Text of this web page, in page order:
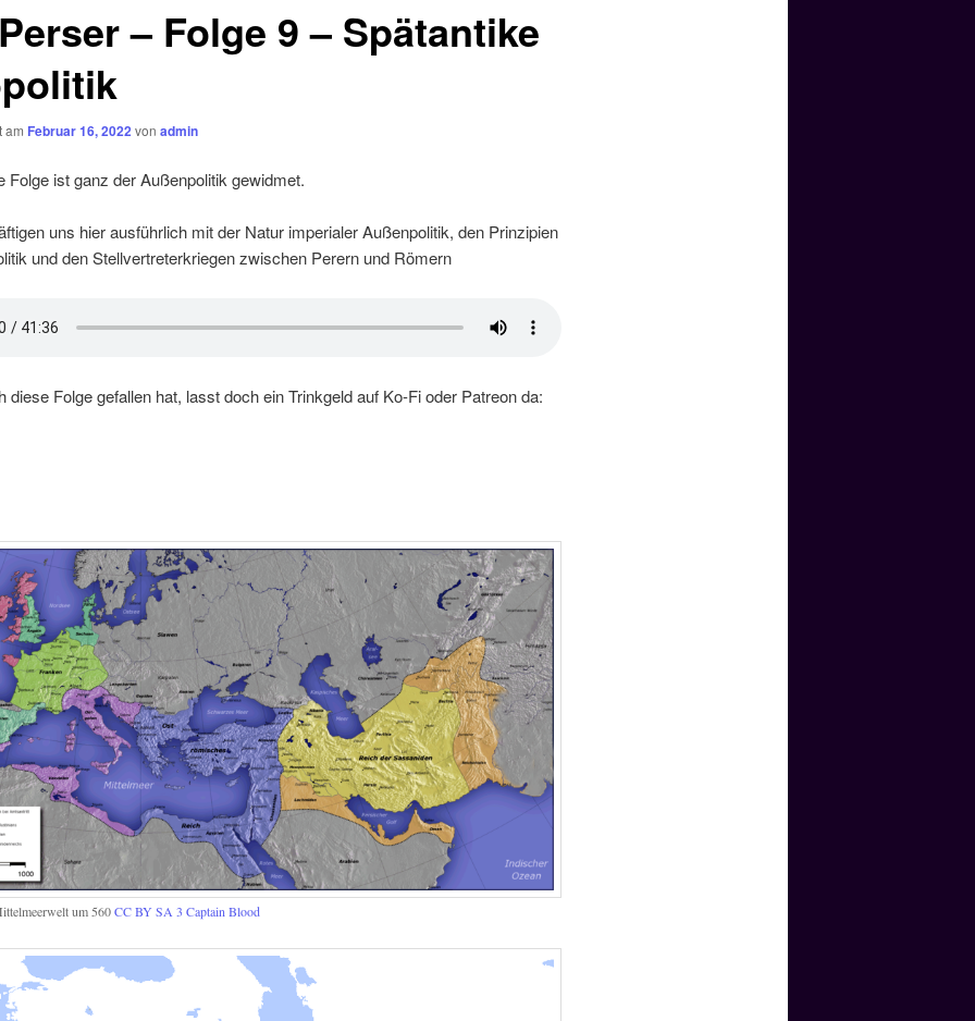
– Folge 9 – Spätantike
am Februar 16, 2022 von admin
Folge ist ganz der Außenpolitik gewidmet.
uns hier ausführlich mit der Natur imperialer Außenpolitik, den Prinzipien
und den Stellvertreterkriegen zwischen Perern und Römern
diese Folge gefallen hat, lasst doch ein Trinkgeld auf Ko-Fi oder Patreon da:
um 560CC BY SA 3 Captain Blood